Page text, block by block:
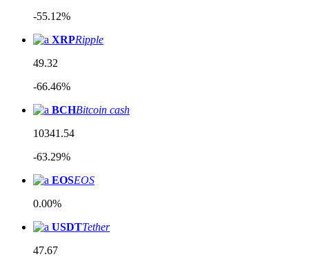
-55.12%
XRPRipple
49.32
-66.46%
BCHBitcoin cash
10341.54
-63.29%
EOSEOS
0.00%
USDTTether
47.67